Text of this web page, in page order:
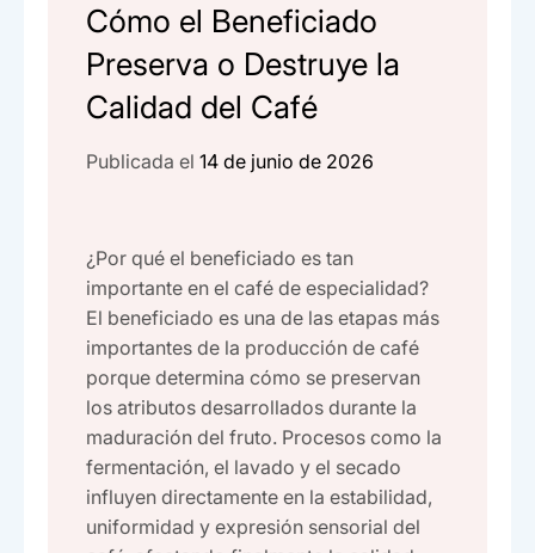
Cómo el Beneficiado
Preserva o Destruye la
Calidad del Café
Publicada el 14 de junio de 2026
¿Por qué el beneficiado es tan
importante en el café de especialidad?
El beneficiado es una de las etapas más
importantes de la producción de café
porque determina cómo se preservan
los atributos desarrollados durante la
maduración del fruto. Procesos como la
fermentación, el lavado y el secado
influyen directamente en la estabilidad,
uniformidad y expresión sensorial del